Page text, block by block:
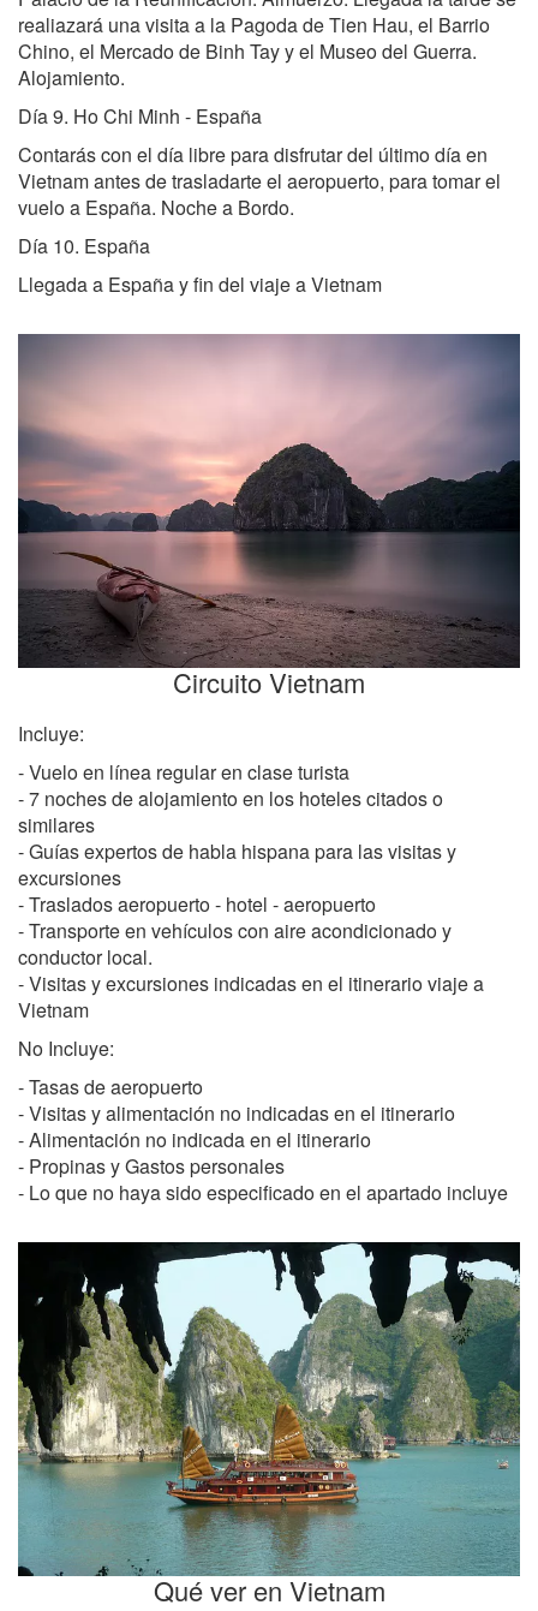
realiazará una visita a la Pagoda de Tien Hau, el Barrio
Chino, el Mercado de Binh Tay y el Museo del Guerra.
Alojamiento.
Día 9. Ho Chi Minh - España
Contarás con el día libre para disfrutar del último día en
Vietnam antes de trasladarte el aeropuerto, para tomar el
vuelo a España. Noche a Bordo.
Día 10. España
Llegada a España y fin del viaje a Vietnam
Circuito Vietnam
Incluye:
- Vuelo en línea regular en clase turista
- 7 noches de alojamiento en los hoteles citados o
similares
- Guías expertos de habla hispana para las visitas y
excursiones
- Traslados aeropuerto - hotel - aeropuerto
- Transporte en vehículos con aire acondicionado y
conductor local.
- Visitas y excursiones indicadas en el itinerario viaje a
Vietnam
No Incluye:
- Tasas de aeropuerto
- Visitas y alimentación no indicadas en el itinerario
- Alimentación no indicada en el itinerario
- Propinas y Gastos personales
- Lo que no haya sido especificado en el apartado incluye
Qué ver en Vietnam